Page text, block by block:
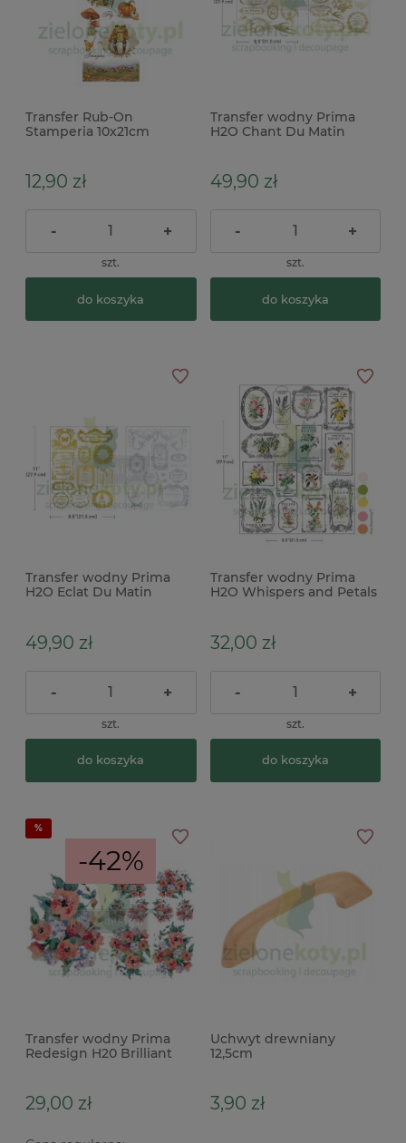
Transfer Rub-On
Stamperia 10x21cm
12,90 zł
- +
szt.
do koszyka
Transfer wodny Prima
H2O Chant Du Matin
49,90 zł
- +
szt.
do koszyka
Transfer wodny Prima
H2O Eclat Du Matin
49,90 zł
- +
szt.
do koszyka
Transfer wodny Prima
H2O Whispers and Petals
32,00 zł
- +
szt.
do koszyka
-42%
Transfer wodny Prima
Redesign H20 Brilliant
29,00 zł
Uchwyt drewniany
12,5cm
3,90 zł